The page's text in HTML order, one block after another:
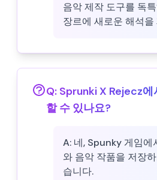
음악 제작 도구를 독
장르에 새로운 해석을
Q: Sprunki X Rejecz에
할 수 있나요?
A: 네, Spunky 게임에
와 음악 작품을 저장
습니다.